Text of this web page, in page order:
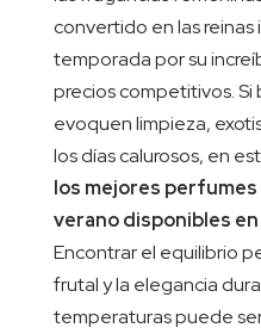
convertido en las reinas
temporada por su
precios competitivos. Si
evoquen limpieza,
los días calurosos, en
los mejores
verano disponibles en
Encontrar el equilibrio
frutal y la elegancia
temperaturas puede